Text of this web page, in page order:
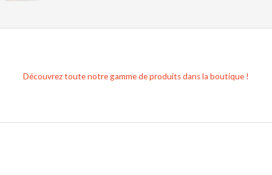
0
د
à
Découvrez toute notre gamme de produits dans la boutique !